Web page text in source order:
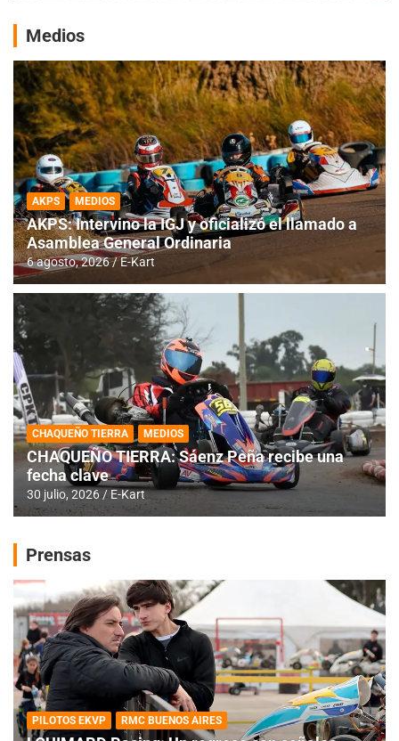
Medios
AKPS MEDIOS
AKPS: Intervino la IGJ y oficializó el llamado a
Asamblea General Ordinaria
6 agosto, 2026 E-Kart
CHAQUEÑO TIERRA MEDIOS
CHAQUEÑO TIERRA: Sáenz Peña recibe una
fecha clave
30 julio, 2026 E-Kart
Prensas
PILOTOS EKVP RMC BUENOS AIRES